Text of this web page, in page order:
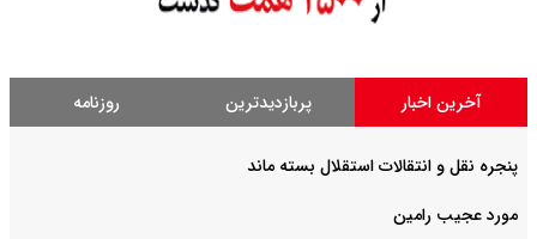
آخرین اخبار پربازدیدترین روزنامه
پنجره نقل و انتقالات استقلال بسته ماند
مورد عجیب رامین